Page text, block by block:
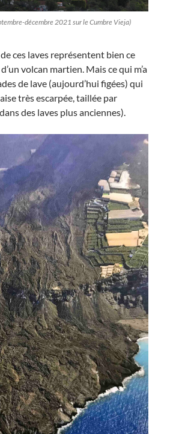
décembre 2021 sur le Cumbre Vieja)
ces laves représentent bien ce
volcan martien. Mais ce qui m’a
de lave (aujourd’hui figées) qui
très escarpée, taillée par
des laves plus anciennes).